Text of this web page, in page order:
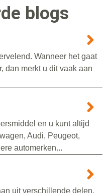
blogs
Wanneer het gaat
dan merkt u dit vaak aan
en u kunt altijd
Audi, Peugeot,
automerken...
uit verschillende delen.